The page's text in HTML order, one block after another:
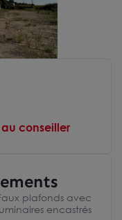
conseiller
plafonds avec
encastrés